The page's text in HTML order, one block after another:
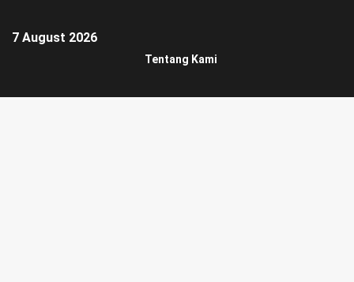
7 August 2026
Tentang Kami